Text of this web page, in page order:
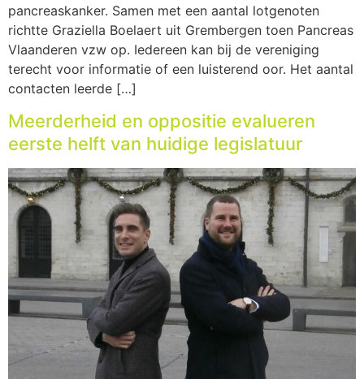
pancreaskanker. Samen met een aantal lotgenoten
richtte Graziella Boelaert uit Grembergen toen Pancreas
Vlaanderen vzw op. Iedereen kan bij de vereniging
terecht voor informatie of een luisterend oor. Het aantal
contacten leerde […]
Meerderheid en oppositie evalueren
eerste helft van huidige legislatuur